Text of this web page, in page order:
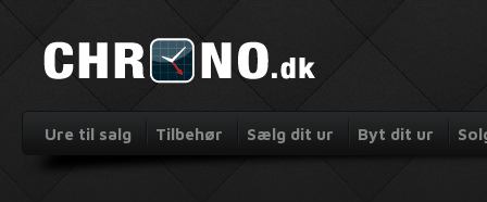
Ure til salg Tilbehør Sælg dit ur Byt dit ur